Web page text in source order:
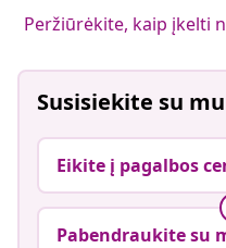
Peržiūrėkite, kaip įkelti
Susisiekite su
Eikite į pagalbos
Pabendraukite su